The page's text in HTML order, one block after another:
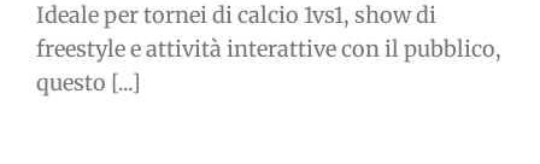
Ideale per tornei di calcio 1vs1, show di
freestyle e attività interattive con il pubblico,
questo [...]